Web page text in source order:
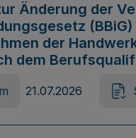
Änderung der
der
dem
21.07.2026